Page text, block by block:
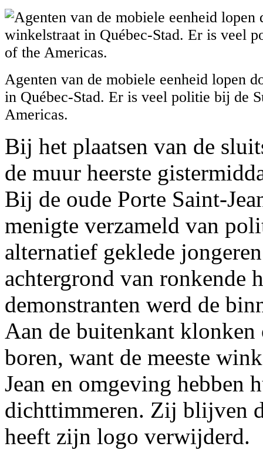
Agenten van de mobiele eenheid lopen
in Québec-Stad. Er is veel politie bij de
Americas.
Bij het plaatsen van de
de muur heerste
Bij de oude Porte Saint-
menigte verzameld van
alternatief geklede
achtergrond van ronkende
demonstranten werd de
Aan de buitenkant klonken
boren, want de meeste
Jean en omgeving hebben
dichttimmeren. Zij blijven
heeft zijn logo verwijderd.